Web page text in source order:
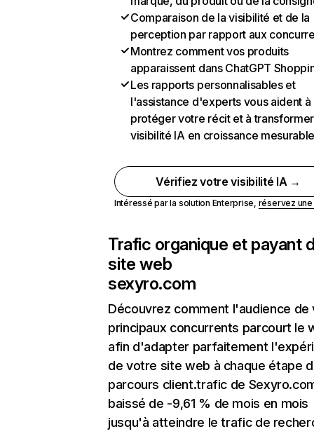
Comparaison de la visibilité et de la
perception par rapport aux
Montrez comment vos produits
apparaissent dans ChatGPT
Les rapports personnalisables et
l'assistance d'experts vous aident à
protéger votre récit et à
visibilité IA en croissance
Vérifiez votre visibilité IA →
Intéressé par la solution Enterprise, réservez
Trafic organique et payant
site web
sexyro.com
Découvrez comment l'audience de
principaux concurrents parcourt le
afin d'adapter parfaitement
de votre site web à chaque étape
parcours client.trafic de
baissé de -9,61 % de mois en mois
jusqu'à atteindre le trafic de